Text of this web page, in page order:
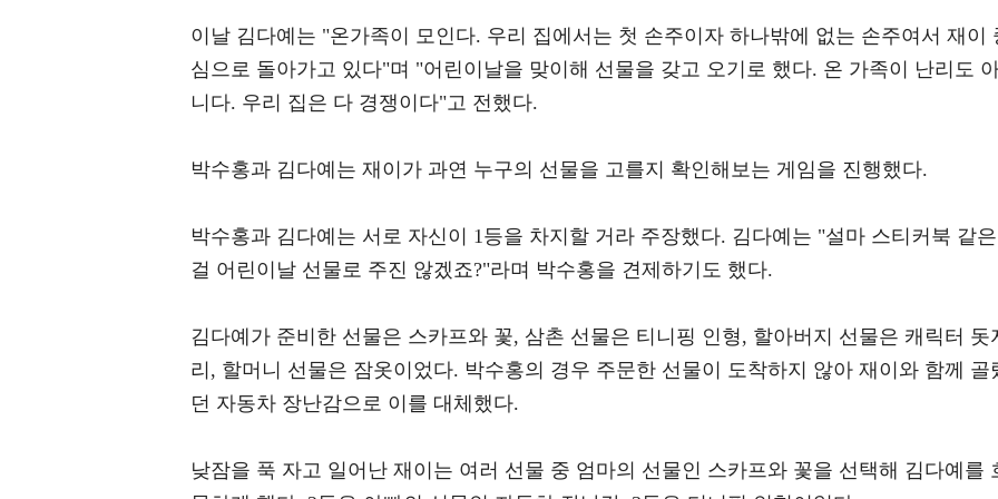
이날 김다예는 "온가족이 모인다. 우리 집에서는 첫 손주이자 하나밖에 없는 손주여서 재이
심으로 돌아가고 있다"며 "어린이날을 맞이해 선물을 갖고 오기로 했다. 온 가족이 난리도
니다. 우리 집은 다 경쟁이다"고 전했다.
박수홍과 김다예는 재이가 과연 누구의 선물을 고를지 확인해보는 게임을 진행했다.
박수홍과 김다예는 서로 자신이 1등을 차지할 거라 주장했다. 김다예는 "설마 스티커북 같은
걸 어린이날 선물로 주진 않겠죠?"라며 박수홍을 견제하기도 했다.
김다예가 준비한 선물은 스카프와 꽃, 삼촌 선물은 티니핑 인형, 할아버지 선물은 캐릭터 돗
리, 할머니 선물은 잠옷이었다. 박수홍의 경우 주문한 선물이 도착하지 않아 재이와 함께 골
던 자동차 장난감으로 이를 대체했다.
낮잠을 푹 자고 일어난 재이는 여러 선물 중 엄마의 선물인 스카프와 꽃을 선택해 김다예를